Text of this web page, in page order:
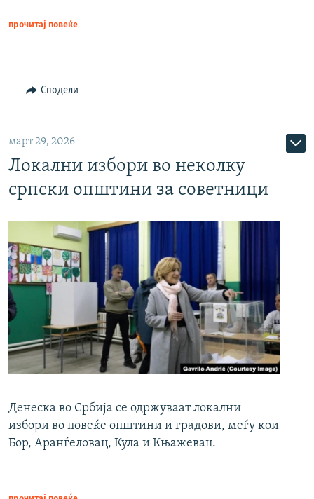
прочитај повеќе
Сподели
март 29, 2026
Локални избори во неколку
српски општини за советници
Денеска во Србија се одржуваат локални
избори во повеќе општини и градови, меѓу кои
Бор, Аранѓеловац, Кула и Књажевац.